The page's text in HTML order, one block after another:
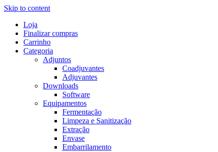
Skip to content
Loja
Finalizar compras
Carrinho
Categoria
Adjuntos
Coadjuvantes
Adjuvantes
Downloads
Software
Equipamentos
Fermentação
Limpeza e Sanitização
Extração
Envase
Embarrilamento